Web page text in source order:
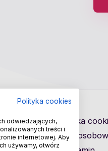
Polityka
Dane
Polityka cookies
odwiedzających,
treści i
internetowej. Aby
używamy, otwórz